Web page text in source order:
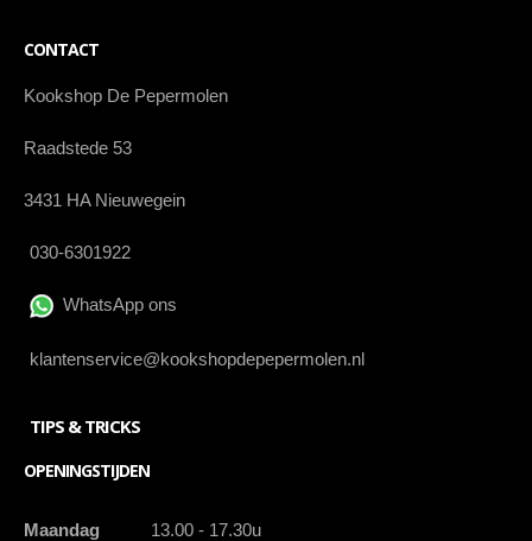
CONTACT
Kookshop De Pepermolen
Raadstede 53
3431 HA Nieuwegein
030-6301922
WhatsApp ons
klantenservice@kookshopdepepermolen.nl
TIPS & TRICKS
OPENINGSTIJDEN
Maandag 13.00 - 17.30u